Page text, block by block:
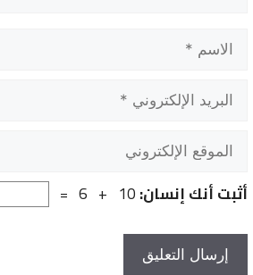
الاسم
البريد
الإلكتروني
الموقع
الإلكتروني
أثبت أنك إنسان:10 + 6 =